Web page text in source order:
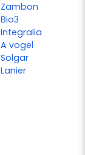
Zambon
Bio3
Integralia
A vogel
Solgar
Lanier